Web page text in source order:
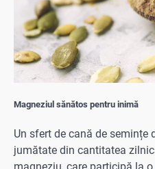
Magneziul sănătos pentru inimă
Un sfert de cană de semințe
jumătate din cantitatea